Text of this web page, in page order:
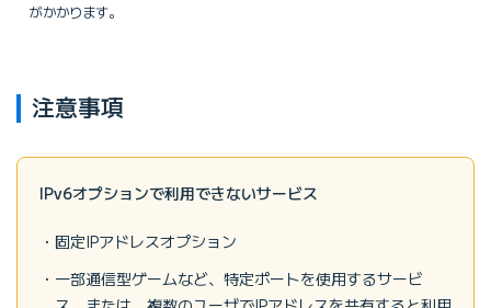
がかかります。
注意事項
IPv6オプションで利用できないサービス
固定IPアドレスオプション
一部通信型ゲームなど、特定ポートを使用するサービ